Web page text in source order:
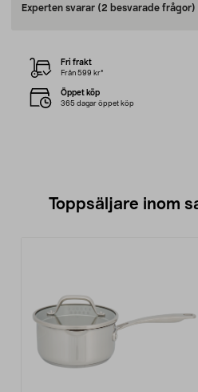
Experten svarar (2 besvarade frågor)
Fri frakt
Från 599 kr*
Öppet köp
365 dagar öppet köp
Toppsäljare inom